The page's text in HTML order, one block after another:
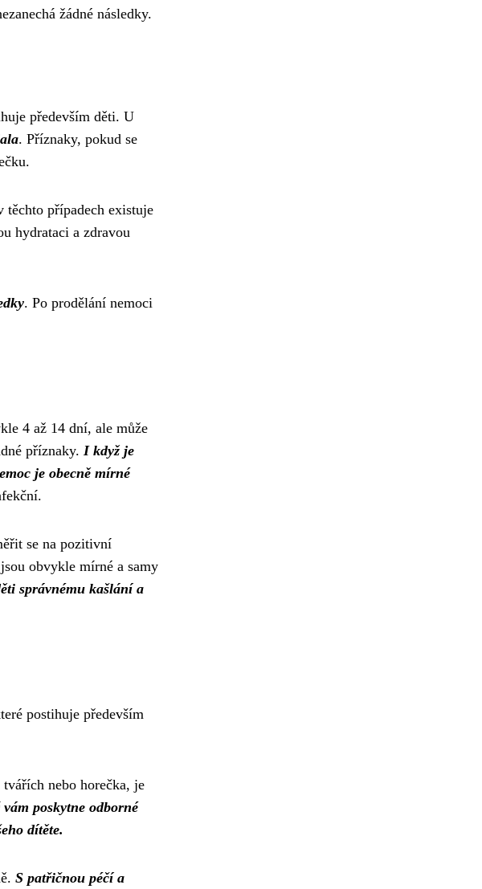
žádné následky.
především děti. U
. Příznaky, pokud se
těchto případech existuje
hydrataci a zdravou
. Po prodělání nemoci
4 až 14 dní, ale může
příznaky. I když je
je obecně mírné
se na pozitivní
obvykle mírné a samy
správnému kašlání a
postihuje především
nebo horečka, je
poskytne odborné
dítěte.
S patřičnou péčí a